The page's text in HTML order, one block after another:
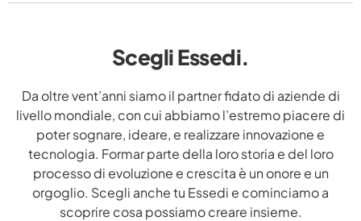
Scegli Essedi.
Da oltre vent’anni siamo il partner fidato di aziende di
livello mondiale, con cui abbiamo l’estremo piacere di
poter sognare, ideare, e realizzare innovazione e
tecnologia. Formar parte della loro storia e del loro
processo di evoluzione e crescita è un onore e un
orgoglio. Scegli anche tu Essedi e cominciamo a
scoprire cosa possiamo creare insieme.